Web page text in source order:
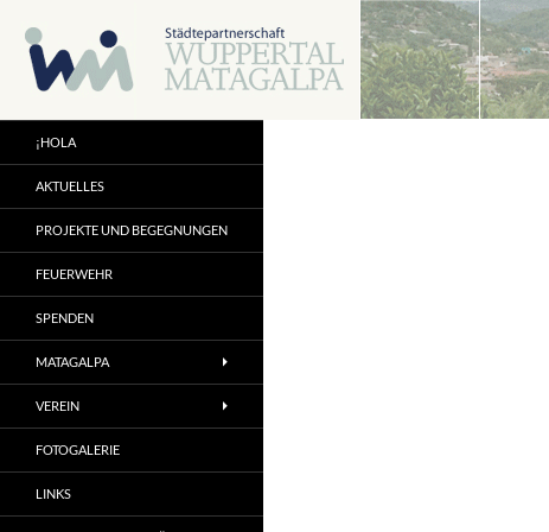
Inhalt
springen
¡HOLA
AKTUELLES
PROJEKTE UND BEGEGNUNGEN
FEUERWEHR
SPENDEN
MATAGALPA
VEREIN
FOTOGALERIE
LINKS